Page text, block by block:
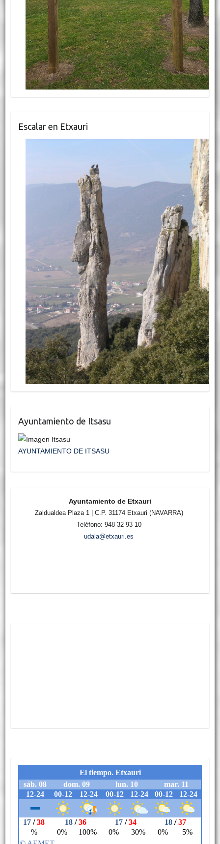
Escalar en Etxauri
Ayuntamiento de Itsasu
AYUNTAMIENTO DE ITSASU
Ayuntamiento de Etxauri
Zaldualdea Plaza 1 | C.P. 31174 Etxauri (NAVARRA)
Teléfono: 948 32 93 10
udala@etxauri.es